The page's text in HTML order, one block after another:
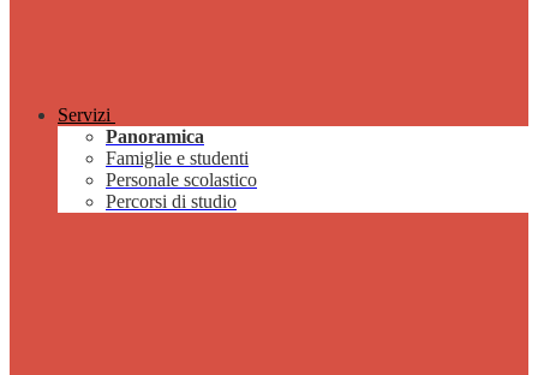
Servizi
Panoramica
Famiglie e studenti
Personale scolastico
Percorsi di studio